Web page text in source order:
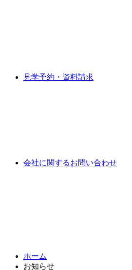
見学予約・資料請求
会社に関するお問い合わせ
ホーム
お知らせ